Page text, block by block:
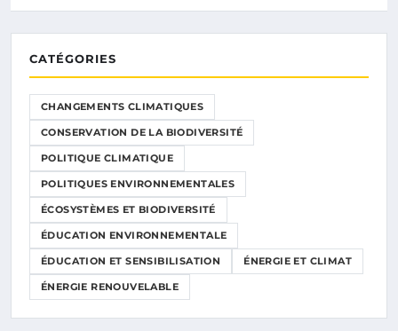
CATÉGORIES
CHANGEMENTS CLIMATIQUES
CONSERVATION DE LA BIODIVERSITÉ
POLITIQUE CLIMATIQUE
POLITIQUES ENVIRONNEMENTALES
ÉCOSYSTÈMES ET BIODIVERSITÉ
ÉDUCATION ENVIRONNEMENTALE
ÉDUCATION ET SENSIBILISATION ÉNERGIE ET CLIMAT
ÉNERGIE RENOUVELABLE